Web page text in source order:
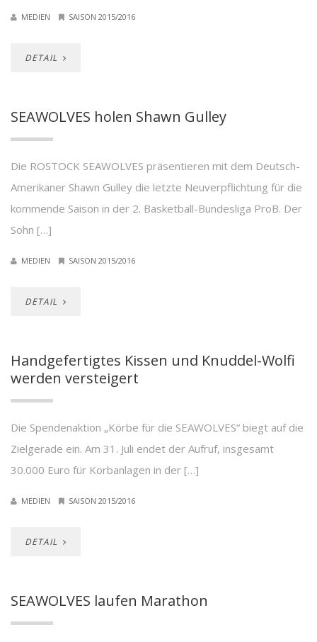
MEDIEN SAISON 2015/2016
DETAIL
SEAWOLVES holen Shawn Gulley
Die ROSTOCK SEAWOLVES präsentieren mit dem Deutsch-
Amerikaner Shawn Gulley die letzte Neuverpflichtung für die
kommende Saison in der 2. Basketball-Bundesliga ProB. Der
Sohn […]
MEDIEN SAISON 2015/2016
DETAIL
Handgefertigtes Kissen und Knuddel-Wolfi
werden versteigert
Die Spendenaktion „Körbe für die SEAWOLVES“ biegt auf die
Zielgerade ein. Am 31. Juli endet der Aufruf, insgesamt
30.000 Euro für Korbanlagen in der […]
MEDIEN SAISON 2015/2016
DETAIL
SEAWOLVES laufen Marathon